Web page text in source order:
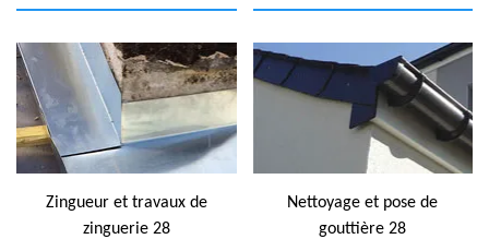
Zingueur et travaux de
zinguerie 28
Nettoyage et pose de
gouttière 28